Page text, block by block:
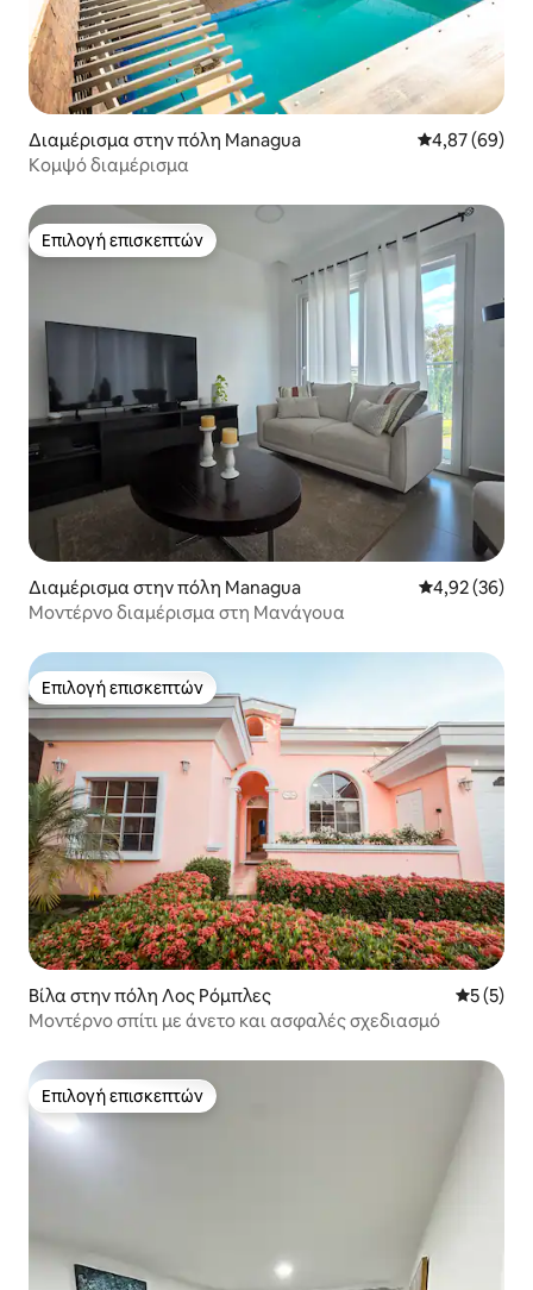
Διαμέρισμα στην πόλη Managua Μέση
4,87 (69)
Κομψό διαμέρισμα
Επιλογή επισκεπτών
Επιλογή επισκεπτών
Διαμέρισμα στην πόλη Managua Μέση
4,92 (36)
Μοντέρνο διαμέρισμα στη Μανάγουα
Επιλογή επισκεπτών
Επιλογή επισκεπτών
Βίλα στην πόλη Λος Ρόμπλες Μέση
5 (5)
Μοντέρνο σπίτι με άνετο και ασφαλές σχεδιασμό
Επιλογή επισκεπτών
Επιλογή επισκεπτών